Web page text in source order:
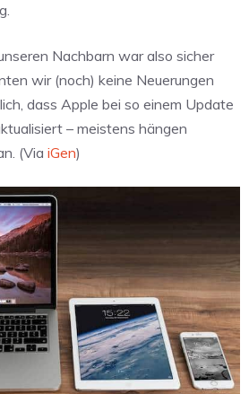
Nachbarn war also sicher
wir (noch) keine Neuerungen
dass Apple bei so einem Update
– meistens hängen
(Via iGen)